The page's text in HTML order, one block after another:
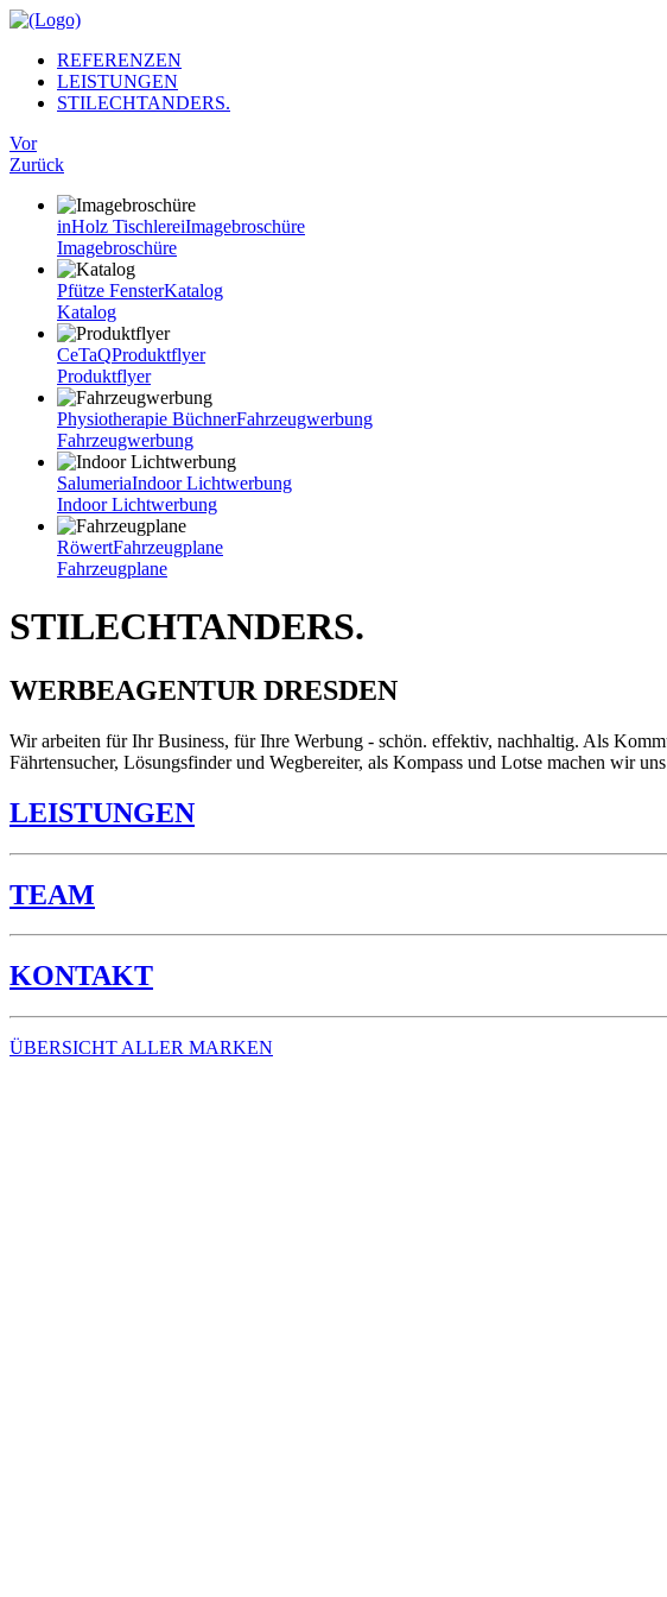
REFERENZEN
LEISTUNGEN
STILECHTANDERS.
Vor
Zurück
inHolz TischlereiImagebroschüre
Imagebroschüre
Pfütze FensterKatalog
Katalog
CeTaQProduktflyer
Produktflyer
Physiotherapie BüchnerFahrzeugwerbung
Fahrzeugwerbung
SalumeriaIndoor Lichtwerbung
Indoor Lichtwerbung
RöwertFahrzeugplane
Fahrzeugplane
STILECHTANDERS.
WERBEAGENTUR DRESDEN
Wir arbeiten für Ihr Business, für Ihre Werbung - schön. effektiv, nachhaltig. Als
Fährtensucher, Lösungsfinder und Wegbereiter, als Kompass und Lotse machen wir
LEISTUNGEN
TEAM
KONTAKT
ÜBERSICHT ALLER MARKEN